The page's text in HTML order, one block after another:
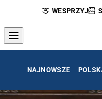
WESPRZYJ
NAJNOWSZE